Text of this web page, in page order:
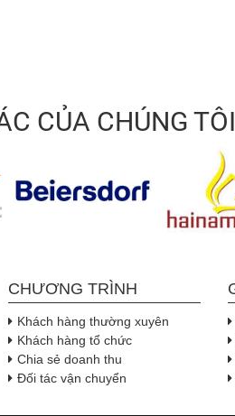
CỦA CHÚNG TÔI
CHƯƠNG TRÌNH
Khách hàng thường xuyên
Khách hàng tổ chức
Chia sẻ doanh thu
Đối tác vận chuyển